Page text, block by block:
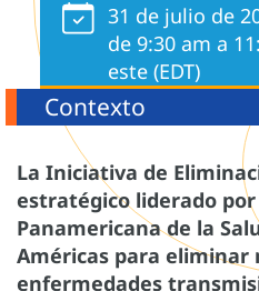
31 de julio de
de 9:30 am a
este (EDT)
Contexto
La Iniciativa de
estratégico liderado
Panamericana de la
Américas para eliminar
enfermedades